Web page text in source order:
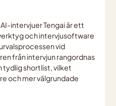
intervjuer Tengai är ett
och intervjusoftware
vid
från intervjun rangordnas
tydlig shortlist, vilket
och mer välgrundade